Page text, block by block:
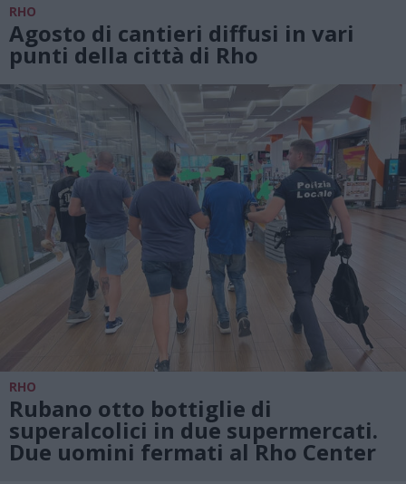
RHO
Agosto di cantieri diffusi in vari
punti della città di Rho
RHO
Rubano otto bottiglie di
superalcolici in due supermercati.
Due uomini fermati al Rho Center